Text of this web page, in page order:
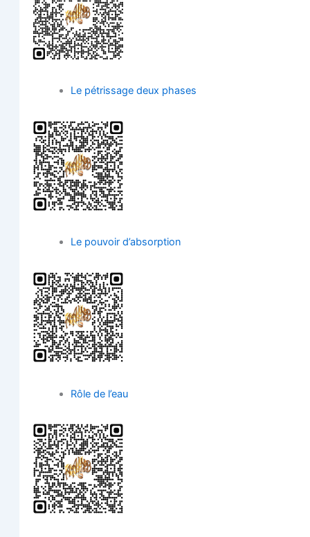
Le pétris­sage deux phases
Le pou­voir d’absorption
Rôle de l’eau